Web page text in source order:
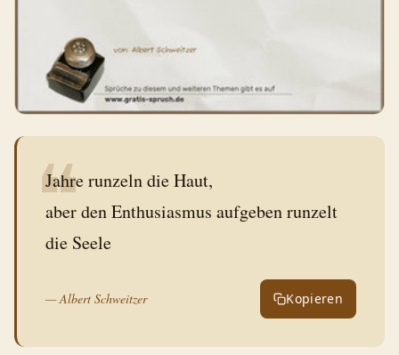
❝
Jahre runzeln die Haut,
aber den Enthusiasmus aufgeben runzelt
die Seele
—Albert Schweitzer Kopieren